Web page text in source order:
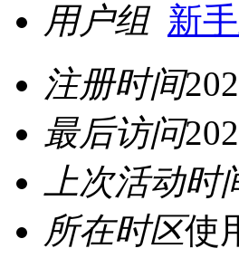
用户组 新
注册时间
最后访问
上次活动时
所在时区使